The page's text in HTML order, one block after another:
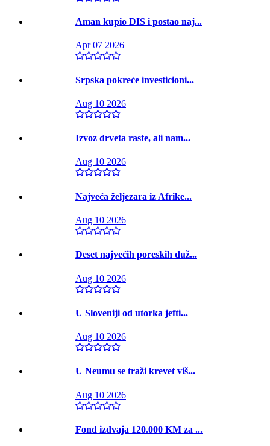
Aman kupio DIS i postao naj...
Apr 07 2026
Srpska pokreće investicioni...
Aug 10 2026
Izvoz drveta raste, ali nam...
Aug 10 2026
Najveća željezara iz Afrike...
Aug 10 2026
Deset najvećih poreskih duž...
Aug 10 2026
U Sloveniji od utorka jefti...
Aug 10 2026
U Neumu se traži krevet viš...
Aug 10 2026
Fond izdvaja 120.000 KM za ...